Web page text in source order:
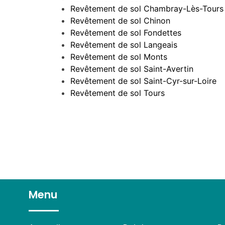
Revêtement de sol Chambray-Lès-Tours
Revêtement de sol Chinon
Revêtement de sol Fondettes
Revêtement de sol Langeais
Revêtement de sol Monts
Revêtement de sol Saint-Avertin
Revêtement de sol Saint-Cyr-sur-Loire
Revêtement de sol Tours
Menu